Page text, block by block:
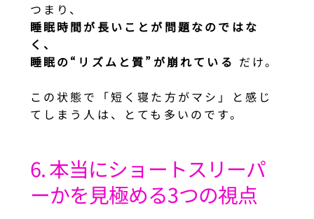
つまり、
睡眠時間が長いことが問題なのではな
く、
睡眠の“リズムと質”が崩れている だけ。
この状態で「短く寝た方がマシ」と感じ
てしまう人は、とても多いのです。
6. 本当にショートスリーパ
ーかを見極める3つの視点